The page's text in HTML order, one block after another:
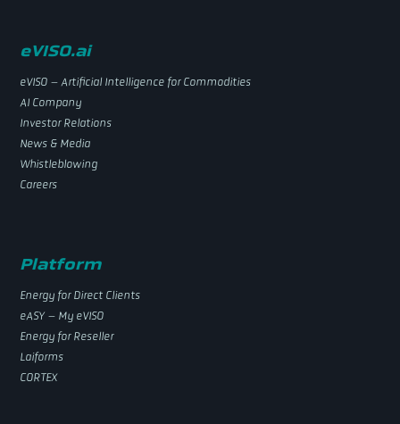
eVISO.ai
eVISO – Artificial Intelligence for Commodities
AI Company
Investor Relations
News & Media
Whistleblowing
Careers
Platform
Energy for Direct Clients
eASY – My eVISO
Energy for Reseller
Laiforms
CORTEX